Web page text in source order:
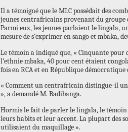
Il a témoigné que le MLC possédait des
jeunes centrafricains provenant du
Parmi eux, les jeunes parlaient le lingala,
mesure de s’exprimer en sango et mbaka,
Le témoin a indiqué que, « Cinquante pour
l’ethnie mbaka, 40 pour cent étaient
fois en RCA et en République démocratique
« Comment un centrafricain distingue-il
», a demandé M. Badibanga.
Hormis le fait de parler le lingala, le témoin
leurs habits et leur accent. La plupart des
utilisaient du maquillage ».